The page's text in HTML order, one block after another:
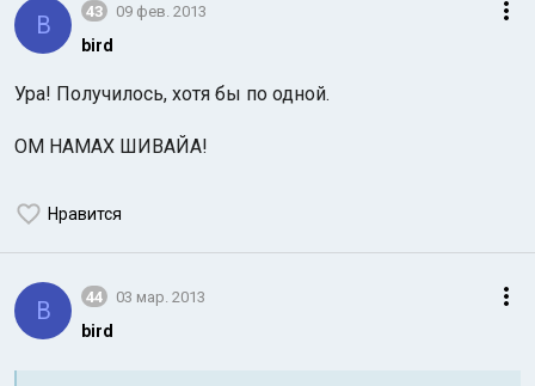
B 43 09 фев. 2013
bird
Ура! Получилось, хотя бы по одной.
ОМ НАМАХ ШИВАЙА!
Нравится
B 44 03 мар. 2013
bird